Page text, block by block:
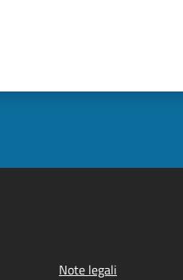
Note legali